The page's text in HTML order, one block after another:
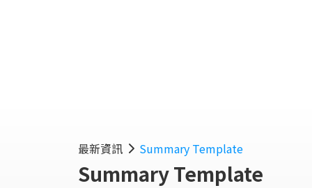
最新資訊 Summary Template
Summary Template